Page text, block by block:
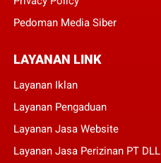
Pedoman Media Siber
LAYANAN LINK
Layanan Iklan
Layanan Pengaduan
Layanan Jasa Website
Layanan Jasa Perizinan PT DLL